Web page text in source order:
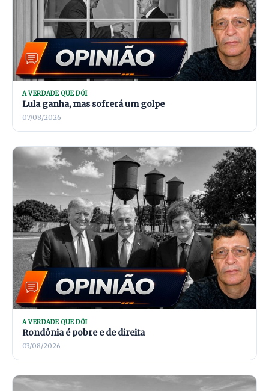
A VERDADE QUE DÓI
Lula ganha, mas sofrerá um golpe
07/08/2026
A VERDADE QUE DÓI
Rondônia é pobre e de direita
03/08/2026